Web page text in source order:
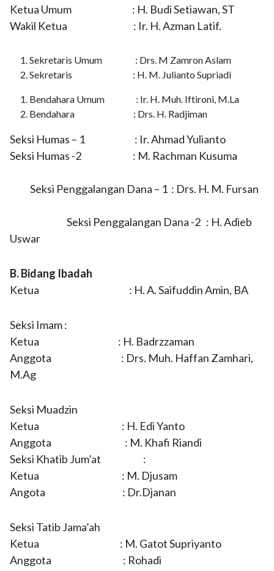
Ketua Umum : H. Budi Setiawan, ST
Wakil Ketua : Ir. H. Azman Latif.
Sekretaris Umum : Drs. M Zamron Aslam
Sekretaris : H. M. Julianto Supriadi
Bendahara Umum : Ir. H. Muh. Iftironi, M.La
Bendahara : Drs. H. Radjiman
Seksi Humas – 1 : Ir. Ahmad Yulianto
Seksi Humas -2 : M. Rachman Kusuma
Seksi Penggalangan Dana – 1 : Drs. H. M. Fursan
Seksi Penggalangan Dana -2 : H. Adieb
Uswar
B. Bidang Ibadah
Ketua : H. A. Saifuddin Amin, BA
Seksi Imam :
Ketua : H. Badrzzaman
Anggota : Drs. Muh. Haffan Zamhari,
M.Ag
Seksi Muadzin
Ketua : H. Edi Yanto
Anggota : M. Khafi Riandi
Seksi Khatib Jum’at :
Ketua : M. Djusam
Angota : Dr.Djanan
Seksi Tatib Jama’ah
Ketua : M. Gatot Supriyanto
Anggota : Rohadi